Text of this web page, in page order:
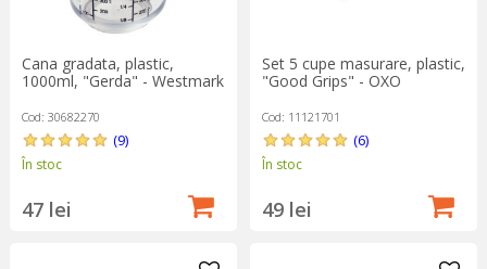
Cana gradata, plastic,
1000ml, "Gerda" - Westmark
Cod: 30682270
(9)
În stoc
47 lei
Set 5 cupe masurare, plastic,
"Good Grips" - OXO
Cod: 11121701
(6)
În stoc
49 lei